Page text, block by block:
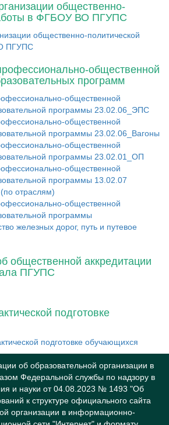
общественно-
в ФГБОУ ВО ПГУПС
общественно-политической
ПГУПС
общественной
программ
общественной
программы 23.02.06_ЭПС
общественной
программы 23.02.06_Вагоны
общественной
программы 23.02.01_ОП
общественной
программы 13.02.07
отраслям)
общественной
программы
железных дорог, путь и путевое
общественной аккредитации
ПГУПС
подготовке
подготовке обучающихся
об образовательной организации в
Федеральной службы по надзору в
и науки от 04.08.2023 № 1493 "Об
к структуре официального сайта
организации в информационно-